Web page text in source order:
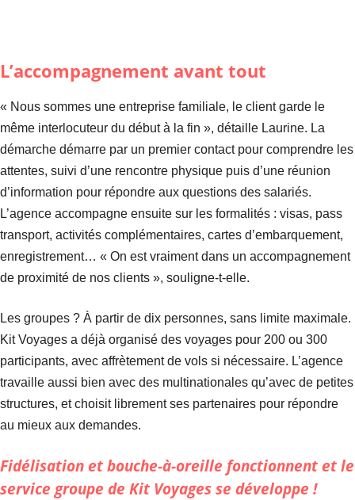
L’accompagnement avant tout
« Nous sommes une entreprise familiale, le client garde le
même interlocuteur du début à la fin », détaille Laurine. La
démarche démarre par un premier contact pour comprendre les
attentes, suivi d’une rencontre physique puis d’une réunion
d’information pour répondre aux questions des salariés.
L’agence accompagne ensuite sur les formalités : visas, pass
transport, activités complémentaires, cartes d’embarquement,
enregistrement… « On est vraiment dans un accompagnement
de proximité de nos clients », souligne-t-elle.
Les groupes ? À partir de dix personnes, sans limite maximale.
Kit Voyages a déjà organisé des voyages pour 200 ou 300
participants, avec affrètement de vols si nécessaire. L’agence
travaille aussi bien avec des multinationales qu’avec de petites
structures, et choisit librement ses partenaires pour répondre
au mieux aux demandes.
Fidélisation et bouche-à-oreille fonctionnent et le
service groupe de Kit Voyagesse développe !